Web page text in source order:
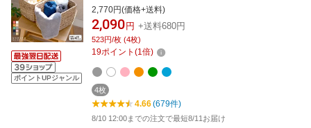
ポイントUPジャンル
UCHINO ウチノ 柔らかい 軽い 毛羽落ちしにく
い 吸水 速乾 抗菌 防臭 厚手 フェースタオル プ
チプラ お値打ち 内野 タオル セット まとめ買い
バーゲン 内野
2,770円(価格+送料)
2,090 円 +送料680円
523円/枚 (4枚)
19ポイント (1倍)
4枚
4.66(679件)
8/10 12:00までの注文で最短8/11お届け